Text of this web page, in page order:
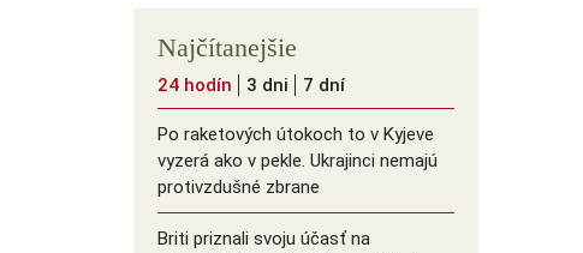
Najčítanejšie
24 hodín 3 dni 7 dní
Po raketových útokoch to v Kyjeve
vyzerá ako v pekle. Ukrajinci nemajú
protivzdušné zbrane
Briti priznali svoju účasť na